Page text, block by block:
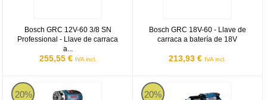
Bosch GRC 12V-60 3/8 SN
Professional - Llave de carraca
a...
255,55 € IVA incl.
Bosch GRC 18V-60 - Llave de
carraca a batería de 18V
213,93 € IVA incl.
20%
Taladro atornillador a batería Bosch GSR 12V-35 FC Professional
20%
Bosch GTB 12V-11 Professional